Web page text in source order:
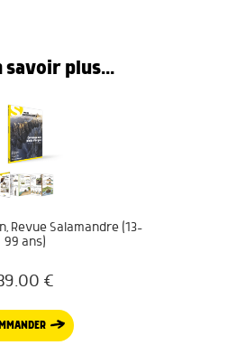
savoir plus...
Revue Salamandre (13-
99 ans)
€